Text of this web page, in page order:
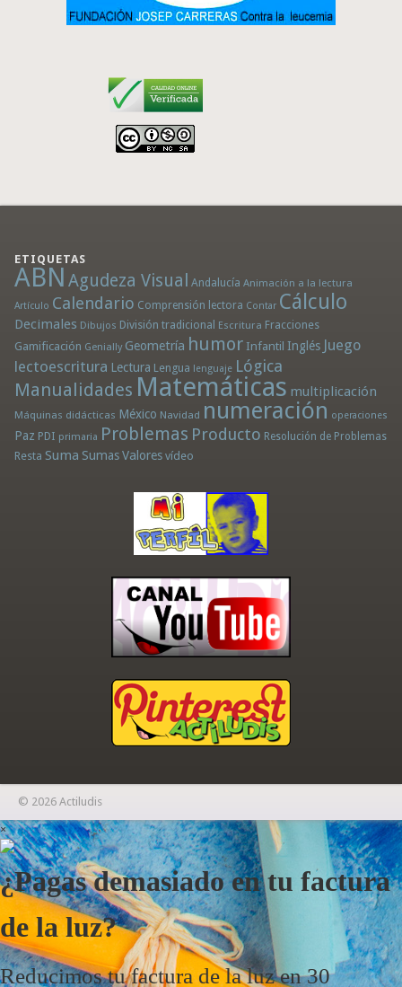
ETIQUETAS
ABN Agudeza Visual Andalucía Animación a la lectura
Artículo Calendario Comprensión lectora Contar Cálculo
Decimales Dibujos División tradicional Escritura Fracciones
Gamificación Genially Geometría humor Infantil Inglés Juego
lectoescritura Lectura Lengua lenguaje Lógica
Manualidades Matemáticas multiplicación
Máquinas didácticas México Navidad numeración operaciones
Paz PDI primaria Problemas Producto Resolución de Problemas
Resta Suma Sumas Valores vídeo
© 2026 Actiludis
×
¿Pagas demasiado en tu factura
de la luz?
Reducimos tu factura de la luz en 30